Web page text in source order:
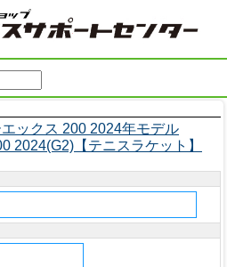
ックス 200 2024年モデル
2024(G2)【テニスラケット】